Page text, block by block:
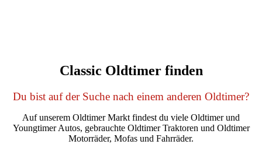
Classic Oldtimer finden
Du bist auf der Suche nach einem anderen Oldtimer?
Auf unserem Oldtimer Markt findest du viele Oldtimer und
Youngtimer Autos, gebrauchte Oldtimer Traktoren und Oldtimer
Motorräder, Mofas und Fahrräder.